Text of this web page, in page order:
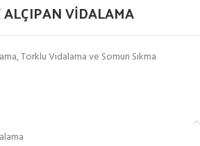
VİDALAMA
Torklu Vidalama ve Somun Sıkma